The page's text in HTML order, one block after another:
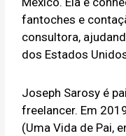
fantoches e
consultora,
dos Estados
Joseph Sarosy é
freelancer. Em
(Uma Vida de Pai,